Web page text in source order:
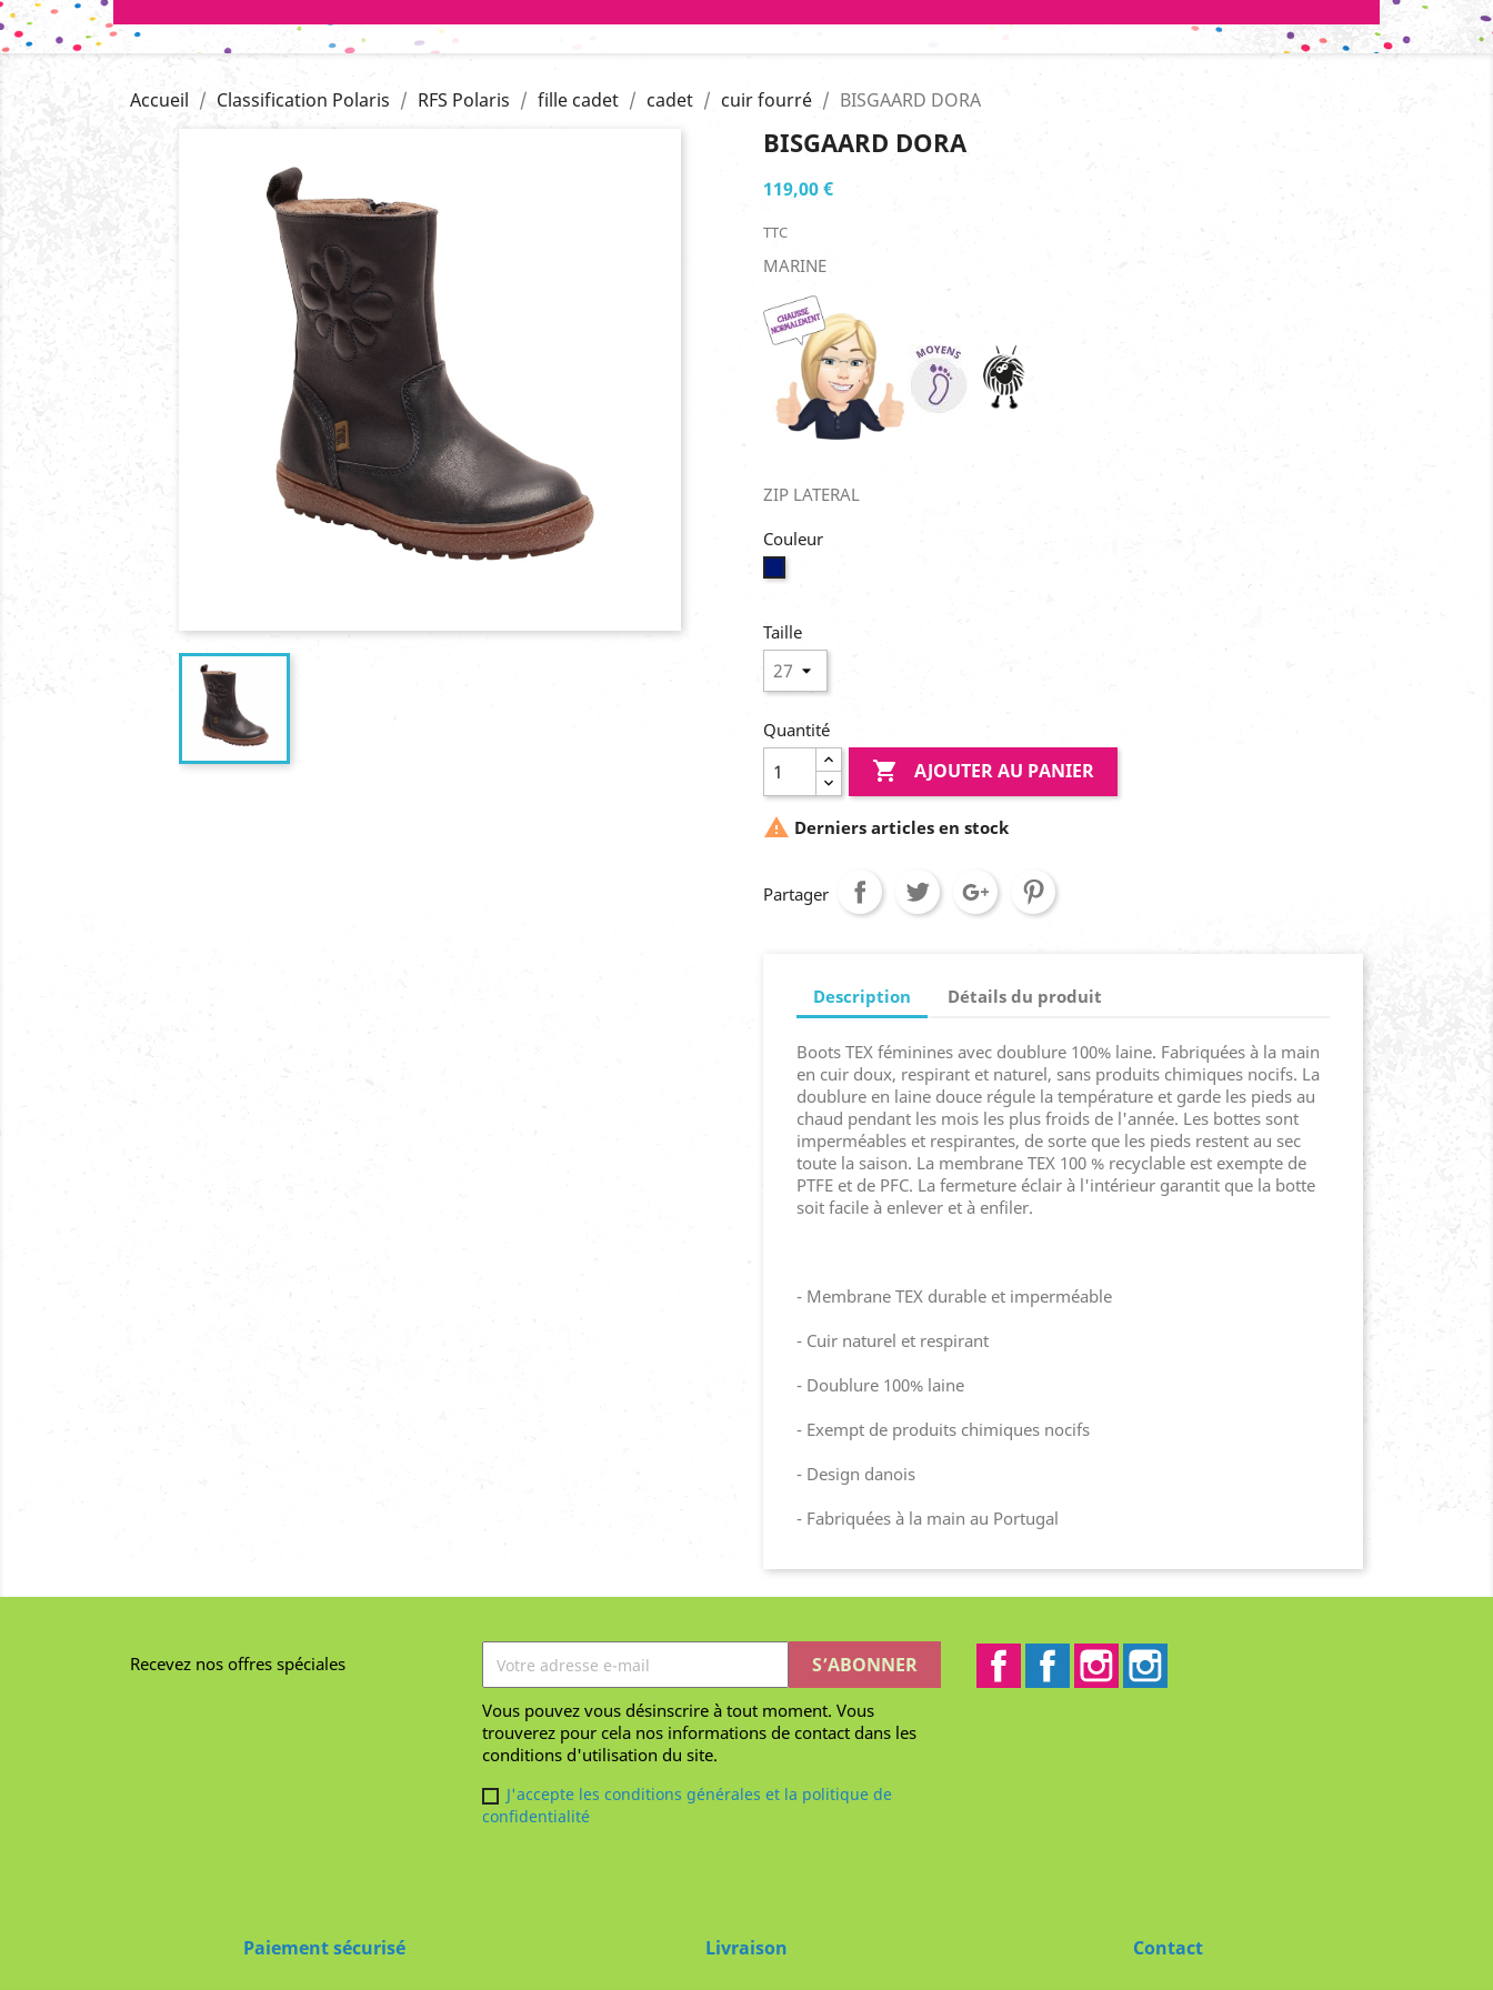
Accueil Classification Polaris RFS Polaris fille cadet cadet cuir fourré BISGAARD DORA
BISGAARD DORA
119,00 €
TTC
MARINE
ZIP LATERAL
Couleur
Taille
Quantité
 AJOUTER AU PANIER
 Derniers articles en stock
Partager
Description Détails du produit
Boots TEX féminines avec doublure 100% laine. Fabriquées à la main
en cuir doux, respirant et naturel, sans produits chimiques nocifs. La
doublure en laine douce régule la température et garde les pieds au
chaud pendant les mois les plus froids de l'année. Les bottes sont
imperméables et respirantes, de sorte que les pieds restent au sec
toute la saison. La membrane TEX 100 % recyclable est exempte de
PTFE et de PFC. La fermeture éclair à l'intérieur garantit que la botte
soit facile à enlever et à enfiler.
- Membrane TEX durable et imperméable
- Cuir naturel et respirant
- Doublure 100% laine
- Exempt de produits chimiques nocifs
- Design danois
- Fabriquées à la main au Portugal
Recevez nos offres spéciales
Vous pouvez vous désinscrire à tout moment. Vous
trouverez pour cela nos informations de contact dans les
conditions d'utilisation du site.
J'accepte les conditions générales et la politique de
confidentialité
FacebookFacebook2Instagram
Paiement sécurisé Livraison Contact